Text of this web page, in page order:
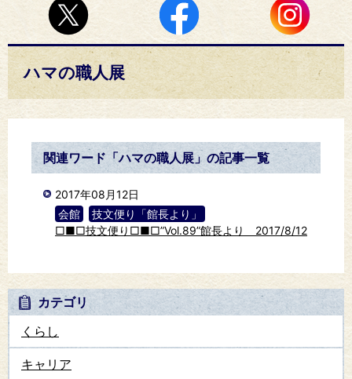
ハマの職人展
関連ワード「ハマの職人展」の記事一覧
2017年08月12日
会館
技文便り「館長より」
□■□技文便り□■□”Vol.89”館長より 2017/8/12
カテゴリ
くらし
キャリア